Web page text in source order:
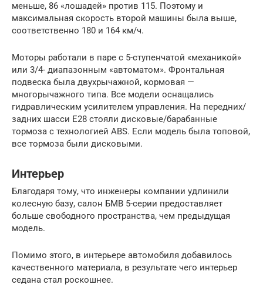
меньше, 86 «лошадей» против 115. Поэтому и
максимальная скорость второй машины была выше,
соответственно 180 и 164 км/ч.
Моторы работали в паре с 5-ступенчатой «механикой»
или 3/4- диапазонным «автоматом». Фронтальная
подвеска была двухрычажной, кормовая —
многорычажного типа. Все модели оснащались
гидравлическим усилителем управления. На передних/
задних шасси Е28 стояли дисковые/барабанные
тормоза с технологией ABS. Если модель была топовой,
все тормоза были дисковыми.
Интерьер
Благодаря тому, что инженеры компании удлинили
колесную базу, салон БМВ 5-серии предоставляет
больше свободного пространства, чем предыдущая
модель.
Помимо этого, в интерьере автомобиля добавилось
качественного материала, в результате чего интерьер
седана стал роскошнее.